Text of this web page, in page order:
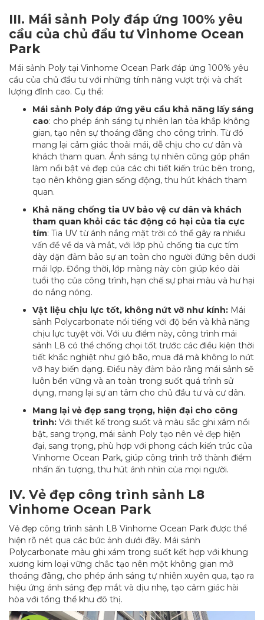
III. Mái sảnh Poly đáp ứng 100% yêu
cầu của chủ đầu tư Vinhome Ocean
Park
Mái sảnh Poly tại Vinhome Ocean Park đáp ứng 100% yêu
cầu của chủ đầu tư với những tính năng vượt trội và chất
lượng đỉnh cao. Cụ thể:
Mái sảnh Poly đáp ứng yêu cầu khả năng lấy sáng
cao: cho phép ánh sáng tự nhiên lan tỏa khắp không
gian, tạo nên sự thoáng đãng cho công trình. Từ đó
mang lại cảm giác thoải mái, dễ chịu cho cư dân và
khách tham quan. Ánh sáng tự nhiên cũng góp phần
làm nổi bật vẻ đẹp của các chi tiết kiến trúc bên trong,
tạo nên không gian sống động, thu hút khách tham
quan.
Khả năng chống tia UV bảo vệ cư dân và khách
tham quan khỏi các tác động có hại của tia cực
tím: Tia UV từ ánh nắng mặt trời có thể gây ra nhiều
vấn đề về da và mắt, với lớp phủ chống tia cực tím
dày dặn đảm bảo sự an toàn cho người đứng bên dưới
mái lợp. Đồng thời, lớp màng này còn giúp kéo dài
tuổi thọ của công trình, hạn chế sự phai màu và hư hại
do nắng nóng.
Vật liệu chịu lực tốt, không nứt vỡ như kính: Mái
sảnh Polycarbonate nổi tiếng với độ bền và khả năng
chịu lực tuyệt vời. Với ưu điểm này, công trình mái
sảnh L8 có thể chống chọi tốt trước các điều kiện thời
tiết khắc nghiệt như gió bão, mưa đá mà không lo nứt
vỡ hay biến dạng. Điều này đảm bảo rằng mái sảnh sẽ
luôn bền vững và an toàn trong suốt quá trình sử
dụng, mang lại sự an tâm cho chủ đầu tư và cư dân.
Mang lại vẻ đẹp sang trọng, hiện đại cho công
trình: Với thiết kế trong suốt và màu sắc ghi xám nổi
bật, sang trọng, mái sảnh Poly tạo nên vẻ đẹp hiện
đại, sang trọng, phù hợp với phong cách kiến trúc của
Vinhome Ocean Park, giúp công trình trở thành điểm
nhấn ấn tượng, thu hút ánh nhìn của mọi người.
IV. Vẻ đẹp công trình sảnh L8
Vinhome Ocean Park
Vẻ đẹp công trình sảnh L8 Vinhome Ocean Park được thể
hiện rõ nét qua các bức ảnh dưới đây. Mái sảnh
Polycarbonate màu ghi xám trong suốt kết hợp với khung
xương kim loại vững chắc tạo nên một không gian mở
thoáng đãng, cho phép ánh sáng tự nhiên xuyên qua, tạo ra
hiệu ứng ánh sáng đẹp mắt và dịu nhẹ, tạo cảm giác hài
hòa với tổng thể khu đô thị.